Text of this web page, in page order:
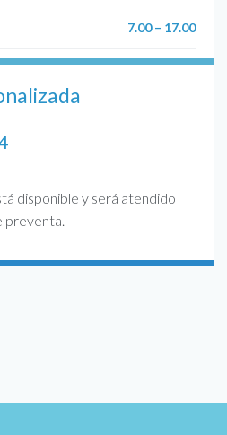
7.00 – 17.00
disponible y será atendido
preventa.